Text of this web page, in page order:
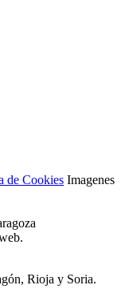
de Cookies Imagenes
Rioja y Soria.